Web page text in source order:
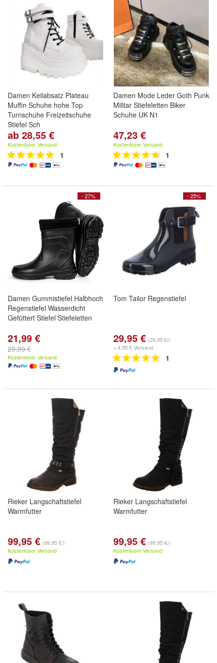
Damen Keilabsatz Plateau
Muffin Schuhe hohe Top
Turnschuhe Freizeitschuhe
Stiefel Sch
ab 28,55 €
Kostenloser Versand
1
Damen Mode Leder Goth Punk
Militar Stiefeletten Biker
Schuhe UK N1
47,23 €
Kostenloser Versand
1
- 27%
Damen Gummistiefel Halbhoch
Regenstiefel Wasserdicht
Gefüttert Stiefel Stiefeletten
21,99 €
29,99 €
Kostenloser Versand
- 25%
Tom Tailor Regenstiefel
29,95 € (29,95 €/)
+ 4,95 € Versand
1
Rieker Langschaftstiefel
Warmfutter
99,95 € (99,95 €/)
Kostenloser Versand
Rieker Langschaftstiefel
Warmfutter
99,95 € (99,95 €/)
Kostenloser Versand